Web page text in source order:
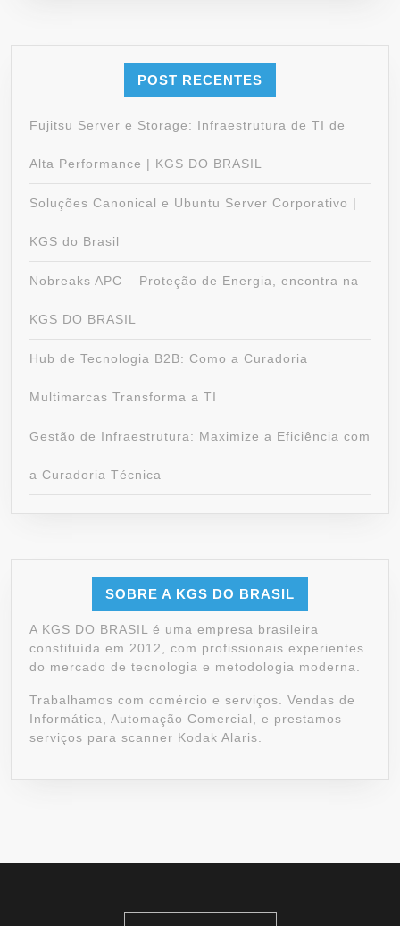
POST RECENTES
Fujitsu Server e Storage: Infraestrutura de TI de
Alta Performance | KGS DO BRASIL
Soluções Canonical e Ubuntu Server Corporativo |
KGS do Brasil
Nobreaks APC – Proteção de Energia, encontra na
KGS DO BRASIL
Hub de Tecnologia B2B: Como a Curadoria
Multimarcas Transforma a TI
Gestão de Infraestrutura: Maximize a Eficiência com
a Curadoria Técnica
SOBRE A KGS DO BRASIL
A KGS DO BRASIL é uma empresa brasileira
constituída em 2012, com profissionais experientes
do mercado de tecnologia e metodologia moderna.
Trabalhamos com comércio e serviços. Vendas de
Informática, Automação Comercial, e prestamos
serviços para scanner Kodak Alaris.